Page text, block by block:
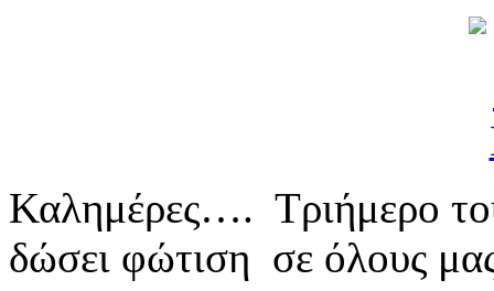
Καλημέρες…. Τριήμερο
δώσει φώτιση σε όλους